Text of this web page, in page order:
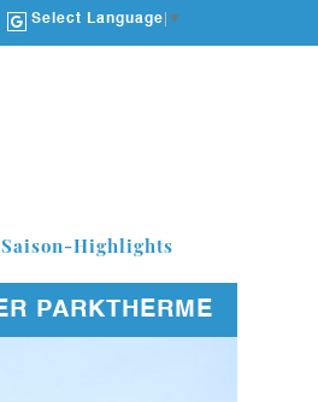
Select Language ▼
Saison-Highlights